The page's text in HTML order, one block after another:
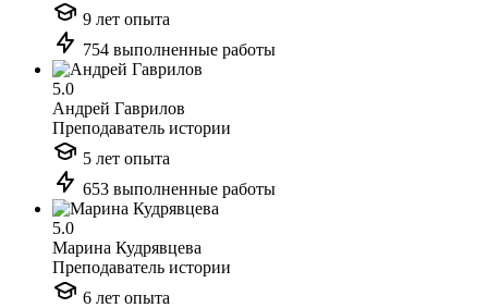
9 лет опыта
754 выполненные работы
5.0
Андрей Гаврилов
Преподаватель истории
5 лет опыта
653 выполненные работы
5.0
Марина Кудрявцева
Преподаватель истории
6 лет опыта